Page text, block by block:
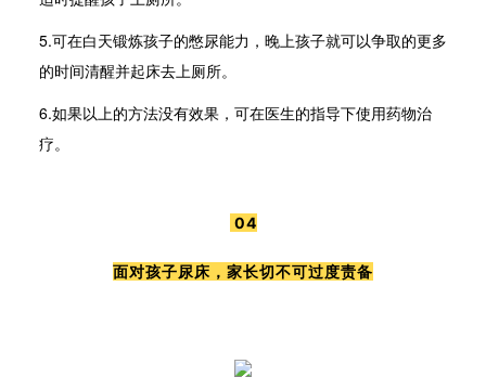
5.可在白天锻炼孩子的憋尿能力，晚上孩子就可以争取的更多
的时间清醒并起床去上厕所。
6.如果以上的方法没有效果，可在医生的指导下使用药物治
疗。
04
面对孩子尿床，家长切不可过度责备